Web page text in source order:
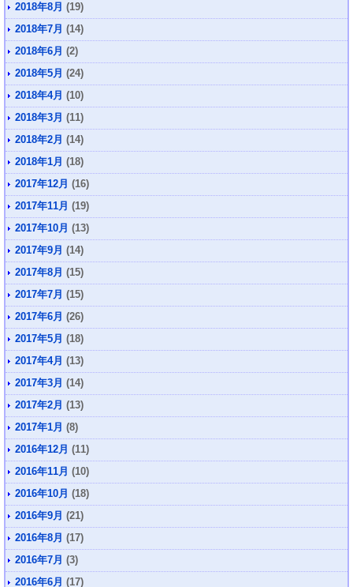
2018年8月 (19)
2018年7月 (14)
2018年6月 (2)
2018年5月 (24)
2018年4月 (10)
2018年3月 (11)
2018年2月 (14)
2018年1月 (18)
2017年12月 (16)
2017年11月 (19)
2017年10月 (13)
2017年9月 (14)
2017年8月 (15)
2017年7月 (15)
2017年6月 (26)
2017年5月 (18)
2017年4月 (13)
2017年3月 (14)
2017年2月 (13)
2017年1月 (8)
2016年12月 (11)
2016年11月 (10)
2016年10月 (18)
2016年9月 (21)
2016年8月 (17)
2016年7月 (3)
2016年6月 (17)